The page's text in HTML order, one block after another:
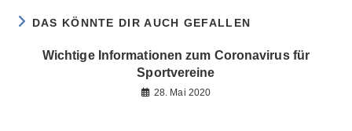
DAS KÖNNTE DIR AUCH GEFALLEN
Wichtige Informationen zum Coronavirus für
Sportvereine
28. Mai 2020